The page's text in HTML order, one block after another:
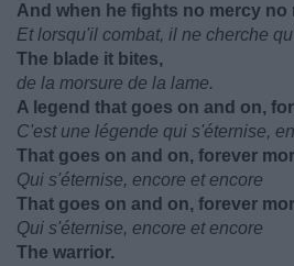
And when he fights no mercy no
Et lorsqu'il combat, il ne cherche
The blade it bites,
de la morsure de la lame.
A legend that goes on and on,
C'est une légende qui s'éternise,
That goes on and on, forever
Qui s'éternise, encore et encore
That goes on and on, forever
Qui s'éternise, encore et encore
The warrior.